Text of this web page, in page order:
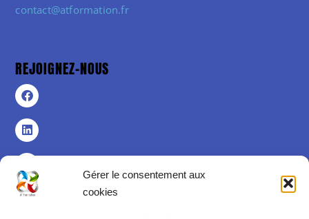
Gérer le consentement aux
cookies
contact@atformation.fr
REJOIGNEZ-NOUS